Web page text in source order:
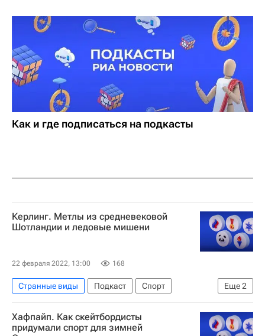
Как и где подписаться на подкасты
Керлинг. Метлы из средневековой
Шотландии и ледовые мишени
22 февраля 2022, 13:00 168
Еще2
Странные виды Подкаст
Спорт
Керлинг
Екатерина Галкина
Хафпайп. Как скейтбордисты
придумали спорт для зимней